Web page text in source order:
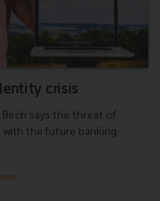
crisis
says the threat of
with the future banking